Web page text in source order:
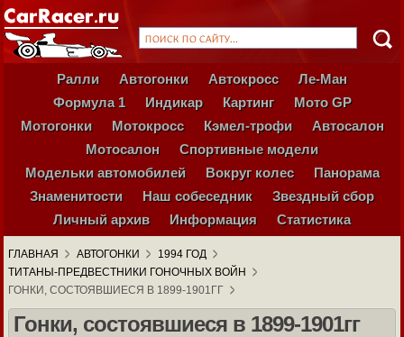
Ралли Автогонки Автокросс
Ле-Ман
Формула 1
Индикар Картинг
Мото GP
Мотогонки
Мотокросс Кэмел-трофи
Автосалон
Мотосалон
Спортивные модели
Модельки автомобилей
Вокруг колес
Панорама
Знаменитости
Наш собеседник
Звездный сбор
Личный архив
Информация Статистика
ГЛАВНАЯ АВТОГОНКИ
1994 ГОД
ТИТАНЫ-ПРЕДВЕСТНИКИ ГОНОЧНЫХ ВОЙН
ГОНКИ, СОСТОЯВШИЕСЯ В 1899-1901ГГ
Гонки, состоявшиеся в 1899-1901гг